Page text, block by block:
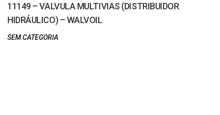
11149 – VALVULA MULTIVIAS (DISTRIBUIDOR
HIDRÁULICO) – WALVOIL
SEM CATEGORIA